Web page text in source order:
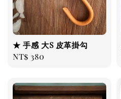
★ 手感 大S 皮革掛勾
Regular
NT$ 380